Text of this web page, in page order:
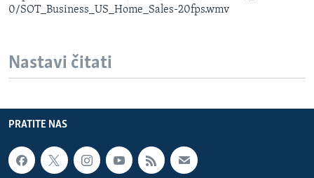
0/SOT_Business_US_Home_Sales-20fps.wmv
Nastavi čitati
PRATITE NAS